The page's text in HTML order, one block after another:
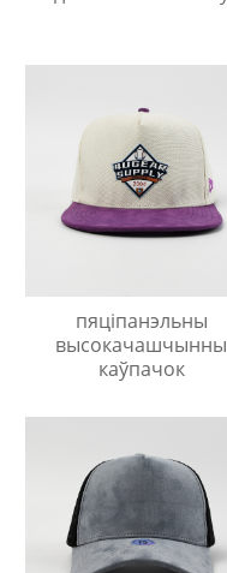
пяціпанэльны
высокачашчынны
каўпачок